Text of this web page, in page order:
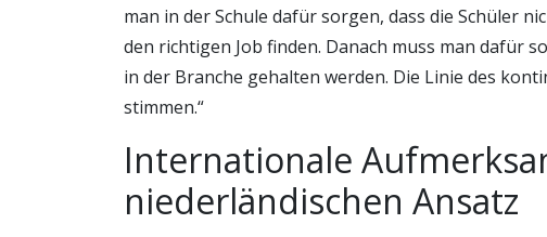
man in der Schule dafür sorgen, dass die Schüler
den richtigen Job finden. Danach muss man dafür
in der Branche gehalten werden. Die Linie des
stimmen.“
Internationale
niederländischen Ansatz